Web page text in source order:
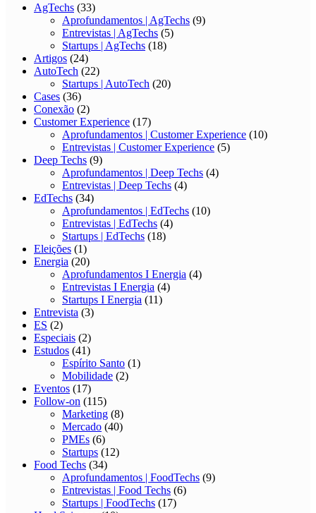
AgTechs (33)
Aprofundamentos | AgTechs (9)
Entrevistas | AgTechs (5)
Startups | AgTechs (18)
Artigos (24)
AutoTech (22)
Startups | AutoTech (20)
Cases (36)
Conexão (2)
Customer Experience (17)
Aprofundamentos | Customer Experience (10)
Entrevistas | Customer Experience (5)
Deep Techs (9)
Aprofundamentos | Deep Techs (4)
Entrevistas | Deep Techs (4)
EdTechs (34)
Aprofundamentos | EdTechs (10)
Entrevistas | EdTechs (4)
Startups | EdTechs (18)
Eleições (1)
Energia (20)
Aprofundamentos I Energia (4)
Entrevistas I Energia (4)
Startups I Energia (11)
Entrevista (3)
ES (2)
Especiais (2)
Estudos (41)
Espírito Santo (1)
Mobilidade (2)
Eventos (17)
Follow-on (115)
Marketing (8)
Mercado (40)
PMEs (6)
Startups (12)
Food Techs (34)
Aprofundamentos | FoodTechs (9)
Entrevistas | Food Techs (6)
Startups | FoodTechs (17)